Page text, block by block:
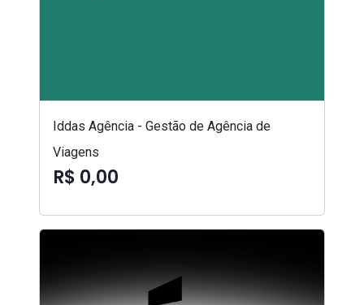
Iddas Agência - Gestão de Agência de
Viagens
R$ 0,00